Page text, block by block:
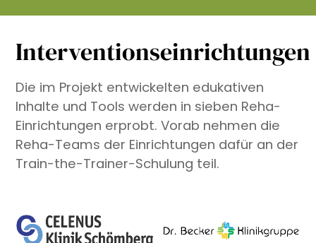
Interventionseinrichtungen
Die im Projekt entwickelten edukativen
Inhalte und Tools werden in sieben Reha-
Einrichtungen erprobt. Vorab nehmen die
Reha-Teams der Einrichtungen dafür an der
Train-the-Trainer-Schulung teil.